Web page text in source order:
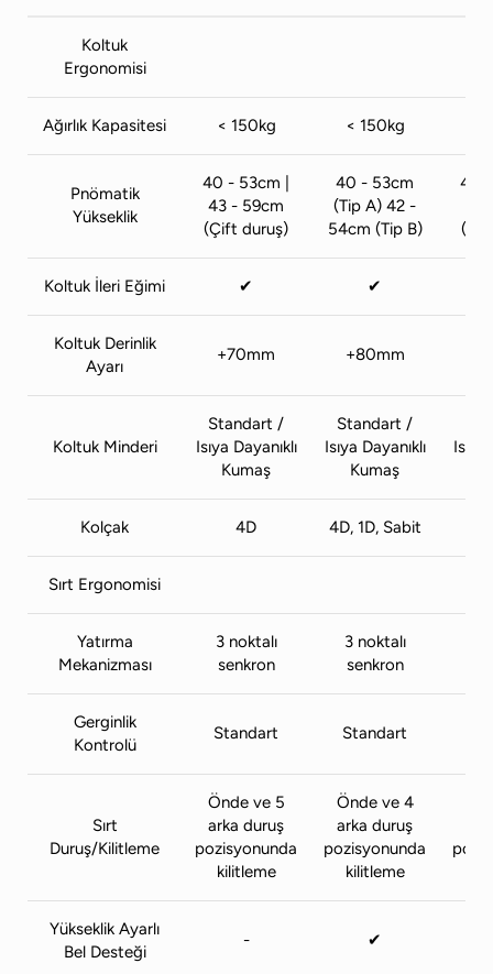
Koltuk
Ergonomisi
Ağırlık Kapasitesi < 150kg < 150kg
Pnömatik
Yükseklik
40 - 53cm |
43 - 59cm
(Çift duruş)
40 - 53cm
(Tip A) 42 -
54cm (Tip B)
40
Koltuk İleri Eğimi ✔ ✔
Koltuk Derinlik
Ayarı
+70mm +80mm
Koltuk Minderi
Standart /
Isıya Dayanıklı
Kumaş
Standart /
Isıya Dayanıklı
Kumaş
Isıya
Kolçak 4D 4D, 1D, Sabit
Sırt Ergonomisi
Yatırma
Mekanizması
3 noktalı
senkron
3 noktalı
senkron
Gerginlik
Kontrolü
Standart Standart
Sırt
Duruş/Kilitleme
Önde ve 5
arka duruş
pozisyonunda
kilitleme
Önde ve 4
arka duruş
pozisyonunda
kilitleme
Yükseklik Ayarlı
Bel Desteği
- ✔